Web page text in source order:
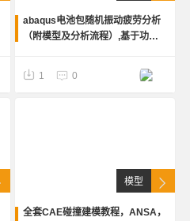
abaqus电池包随机振动疲劳分析
（附模型及分析流程）,基于功率
分析
1 0
模型
全套CAE碰撞建模教程，ANSA，